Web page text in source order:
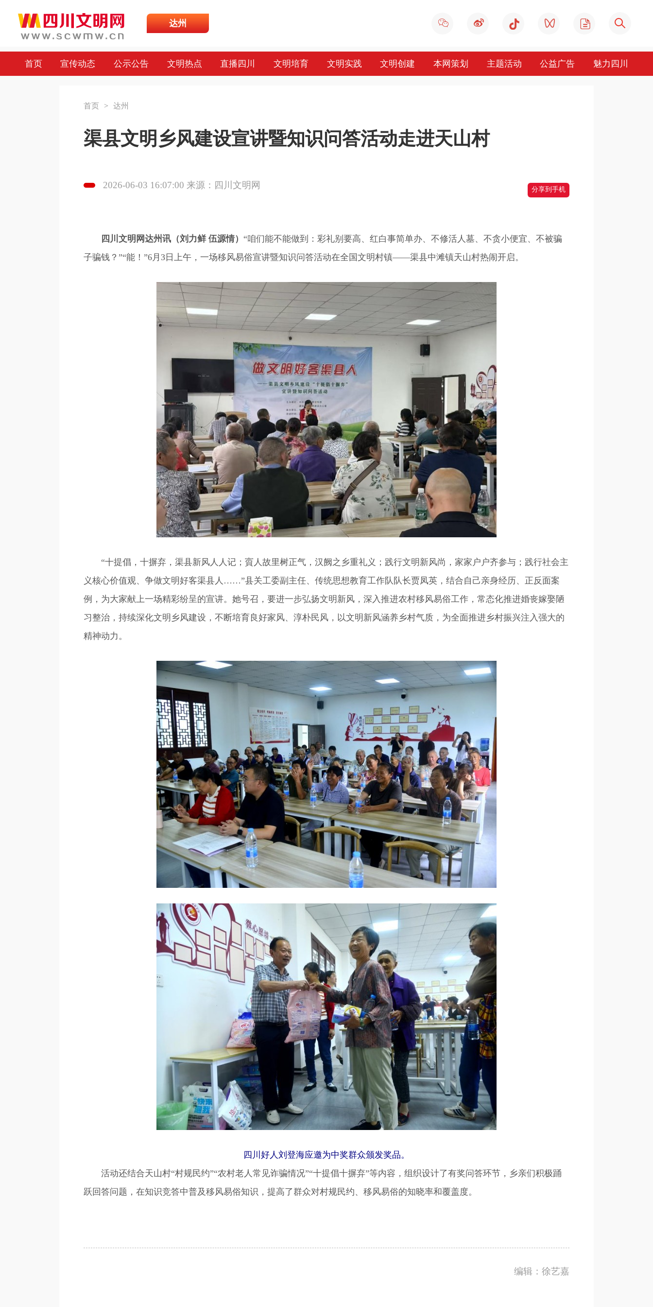
达州
首页 宣传动态 公示公告 文明热点 直播四川 文明培育 文明实践 文明创建 本网策划 主题活动 公益广告 魅力四川
首页 > 达州
渠县文明乡风建设宣讲暨知识问答活动走进天山村
2026-06-03 16:07:00 来源：四川文明网 分享到手机
四川文明网达州讯（刘力鲜 伍源情） “咱们能不能做到：彩礼别要高、红白事简单办、不修活人墓、不贪小便宜、不被骗
子骗钱？”“能！”6月3日上午，一场移风易俗宣讲暨知识问答活动在全国文明村镇——渠县中滩镇天山村热闹开启。
“十提倡，十摒弃，渠县新风人人记；賨人故里树正气，汉阙之乡重礼义；践行文明新风尚，家家户户齐参与；践行社会主
义核心价值观、争做文明好客渠县人……”县关工委副主任、传统思想教育工作队队长贾凤英，结合自己亲身经历、正反面案
例，为大家献上一场精彩纷呈的宣讲。她号召，要进一步弘扬文明新风，深入推进农村移风易俗工作，常态化推进婚丧嫁娶陋
习整治，持续深化文明乡风建设，不断培育良好家风、淳朴民风，以文明新风涵养乡村气质，为全面推进乡村振兴注入强大的
精神动力。
四川好人刘登海应邀为中奖群众颁发奖品。
活动还结合天山村“村规民约”“农村老人常见诈骗情况”“十提倡十摒弃”等内容，组织设计了有奖问答环节，乡亲们积极踊
跃回答问题，在知识竞答中普及移风易俗知识，提高了群众对村规民约、移风易俗的知晓率和覆盖度。
编辑：徐艺嘉